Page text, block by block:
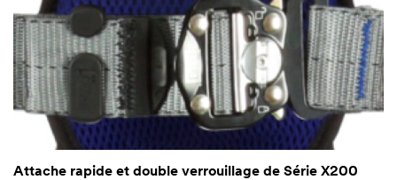
Attache rapide et double verrouillage de Série X200